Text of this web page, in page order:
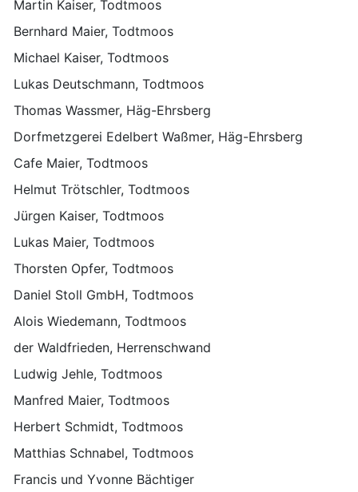
Martin Kaiser, Todtmoos
Bernhard Maier, Todtmoos
Michael Kaiser, Todtmoos
Lukas Deutschmann, Todtmoos
Thomas Wassmer, Häg-Ehrsberg
Dorfmetzgerei Edelbert Waßmer, Häg-Ehrsberg
Cafe Maier, Todtmoos
Helmut Trötschler, Todtmoos
Jürgen Kaiser, Todtmoos
Lukas Maier, Todtmoos
Thorsten Opfer, Todtmoos
Daniel Stoll GmbH, Todtmoos
Alois Wiedemann, Todtmoos
der Waldfrieden, Herrenschwand
Ludwig Jehle, Todtmoos
Manfred Maier, Todtmoos
Herbert Schmidt, Todtmoos
Matthias Schnabel, Todtmoos
Francis und Yvonne Bächtiger